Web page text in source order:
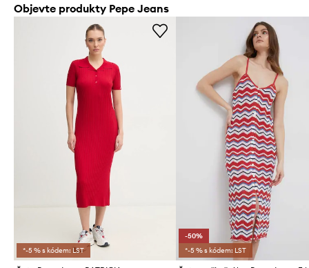
Objevte produkty Pepe Jeans
*-5 % s kódem: LST
-50%
*-5 % s kódem: LST